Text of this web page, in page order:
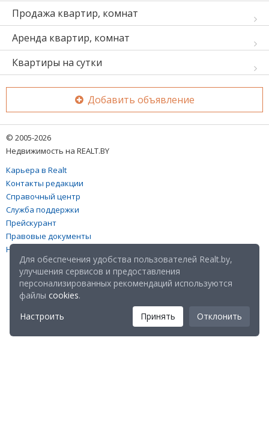
Продажа квартир, комнат
Аренда квартир, комнат
Квартиры на сутки
Добавить объявление
© 2005-2026
Недвижимость на REALT.BY
Карьера в Realt
Контакты редакции
Справочный центр
Служба поддержки
Прейскурант
Правовые документы
Настройка файлов cookies
Для обеспечения удобства пользователей Realt.by,
улучшения сервисов и предоставления
персонализированных рекомендаций используются
файлы cookies.
Настроить
Принять Отклонить